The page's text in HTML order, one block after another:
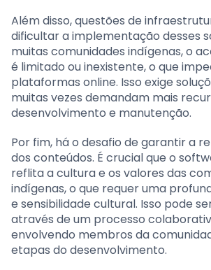
Além disso, questões de
dificultar a implementação desses
muitas comunidades indígenas, o
é limitado ou inexistente, o que
plataformas online. Isso exige
muitas vezes demandam mais
desenvolvimento e manutenção.
Por fim, há o desafio de garantir a
dos conteúdos. É crucial que o
reflita a cultura e os valores das
indígenas, o que requer uma
e sensibilidade cultural. Isso pode
através de um processo
envolvendo membros da
etapas do desenvolvimento.